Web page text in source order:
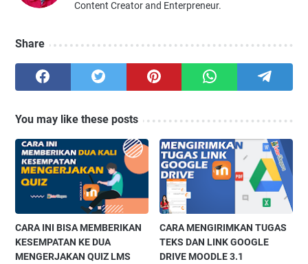
Content Creator and Enterpreneur.
Share
You may like these posts
CARA INI BISA MEMBERIKAN
KESEMPATAN KE DUA
MENGERJAKAN QUIZ LMS
CARA MENGIRIMKAN TUGAS
TEKS DAN LINK GOOGLE
DRIVE MOODLE 3.1